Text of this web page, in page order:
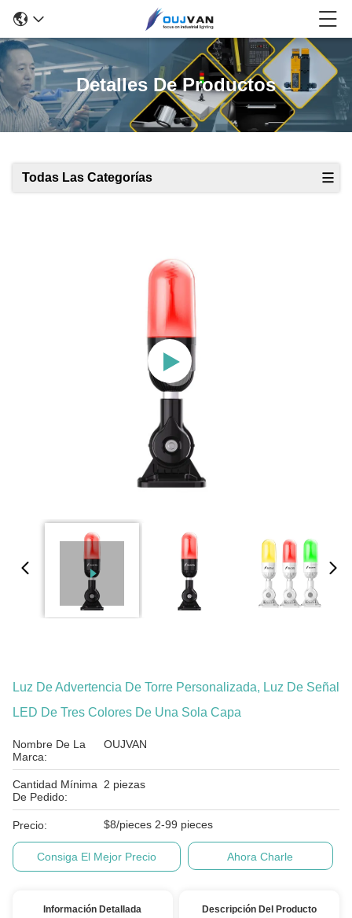
Detalles De Productos
Todas Las Categorías
Luz De Advertencia De Torre Personalizada, Luz De Señal
LED De Tres Colores De Una Sola Capa
Nombre De La
Marca:
OUJVAN
Cantidad Mínima
De Pedido:
2 piezas
Precio: $8/pieces 2-99 pieces
Consiga El Mejor Precio Ahora Charle
Información Detallada Descripción Del Producto